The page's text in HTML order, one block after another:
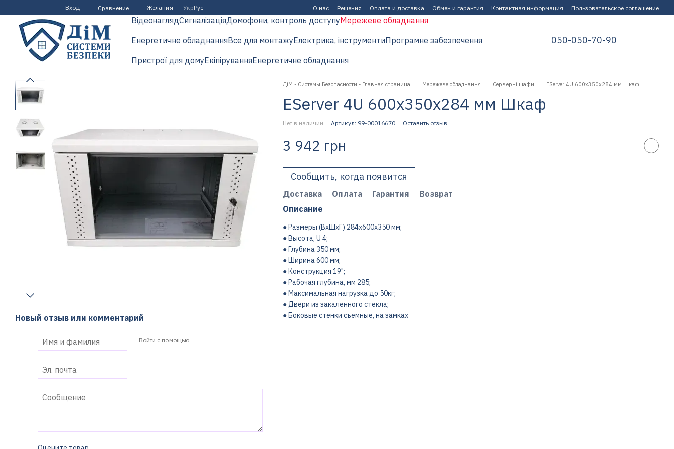
Перейти к основному контенту
Вход Сравнение Желания УкрРус О нас Решения Оплата и доставка Обмен и гарантия Контактная информация Пользовательское соглашение
ВідеонаглядСигналізаціяДомофони, контроль доступуМережеве обладнання
Енергетичне обладнанняВсе для монтажуЕлектрика, інструментиПрограмне забезпечення
Пристрої для домуЕкіпіруванняЕнергетичне обладнання
050-050-70-90
Новый отзыв или комментарий
Войти с помощью
ДіМ - Системы Безопасности - Главная страница Мережеве обладнання Серверні шафи EServer 4U 600х350х284 мм Шкаф
EServer 4U 600х350х284 мм Шкаф
Нет в наличии Артикул: 99-00016670 Оставить отзыв
3 942 грн
Сообщить, когда появится
Доставка Оплата Гарантия
Возврат
Описание
● Размеры (ВxШxГ) 284х600х350 мм;
● Высота, U 4;
● Глубина 350 мм;
● Ширина 600 мм;
● Конструкция 19";
● Рабочая глубина, мм 285;
● Максимальная нагрузка до 50кг;
● Двери из закаленного стекла;
● Боковые стенки съемные, на замках